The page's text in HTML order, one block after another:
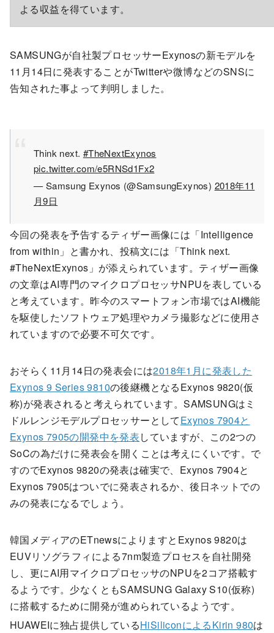
よる収益を得ています。
SAMSUNGが自社製プロセッサーExynosの新モデルを
11月14日に発表することがTwitterや微博などのSNSに
告知された事よって判明しました。
Think next. #TheNextExynos
pic.twitter.com/e5RNSd1Fx2
— Samsung Exynos (@SamsungExynos) 2018年11
月9日
今回の発表を予告するティザー画像には「Intelligence
from within」と書かれ、投稿文には「Think next.
#TheNextExynos」が添えられています。ティザー画像
の文章はAI専門のマイクロプロセッサNPUを表している
と考えています。昨今のスマートフォン市場ではAI機能
を駆使したソフトウェア処理やカメラ撮影などに使用さ
れていますので必要不可欠です。
おそらく11月14日の発表会には2018年1月に発表した
Exynos 9 Series 9810の後継機となるExynos 9820(仮
称)が発表されると考えられています。SAMSUNGはミ
ドルレンジモデルプロセッサーとしてExynos 7904と
Exynos 7905の開発中を発表していますが、この2つの
SoCの為だけに発表会を開くことは考えにくいです。で
すのでExynos 9820の発表は確実で、Exynos 7904と
Exynos 7905はついでに発表されるか、後日ネットでの
みの発表になるでしょう。
韓国メディアのETnewsによりますとExynos 9820は
EUVリソグラフィによる7nm製造プロセスを自社開発
し、更にAI用マイクロプロセッサのNPUを2コア搭載す
るようです。少なくともSAMSUNG Galaxy S10(仮称)
に搭載するために開発が進められているようです。
HUAWEIに独占提供しているHiSiliconによるKirin 980は